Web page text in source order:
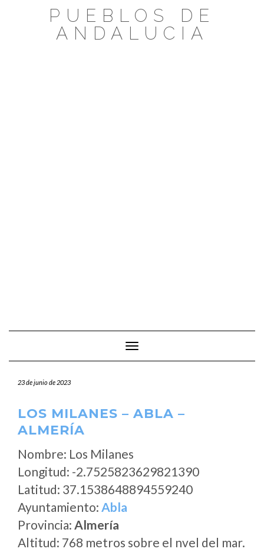
PUEBLOS DE
ANDALUCIA
Cambiar modo de navegación
23 de junio de 2023
LOS MILANES – ABLA –
ALMERÍA
Nombre: Los Milanes
Longitud: -2.7525823629821390
Latitud: 37.1538648894559240
Ayuntamiento: Abla
Provincia: Almería
Altitud: 768 metros sobre el nvel del mar.